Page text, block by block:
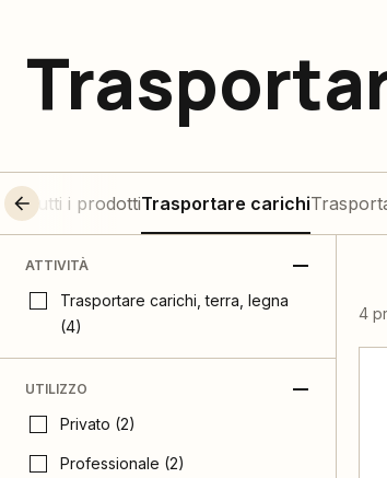
Tutti i prodottiTrasportare carichi
ATTIVITÀ
Trasportare carichi, terra, legna
(4)
UTILIZZO
Privato (2)
Professionale (2)
4